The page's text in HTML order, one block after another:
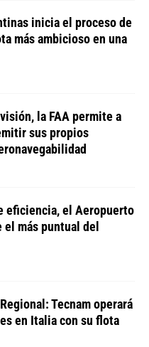
inicia el proceso de
más ambicioso en una
la FAA permite a
sus propios
eficiencia, el Aeropuerto
más puntual del
Tecnam operará
en Italia con su flota